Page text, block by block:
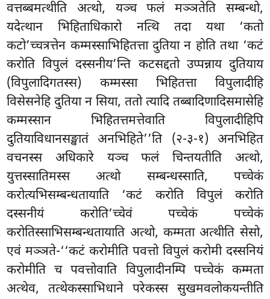
वत्तब्बमत्थीति अत्थो, यञ्च फलं मञ्ञतेति सम्बन्धो,
यदेत्थान भिहिताधिकारो नत्थि तदा यथा ‘कतो
कटो’च्चत्रत्तेन कम्मस्साभिहितत्ता दुतिया न होति तथा ‘कटं
करोति विपुलं दस्सनीय’न्ति कटसद्दतो उप्पन्नाय दुतियाय
(विपुलादिगतस्स) कम्मस्सा भिहितत्ता विपुलादीहि
विसेसनेहि दुतिया न सिया, ततो त्यादि तब्बादिणादिसमासेहि
कम्मस्सान भिहितत्तमत्तेवाति विपुलादीहिपि
दुतियाविधानसङ्खातं अनभिहिते’’ति (२-३-१) अनभिहित
वचनस्स अधिकारे यञ्च फलं चिन्तयतीति अत्थो,
युत्तस्सातिमस्स अत्थो सम्बन्धस्साति, पच्चेकं
करोत्यभिसम्बन्धतायाति ‘कटं करोति विपुलं करोति
दस्सनीयं करोति’च्चेवं पच्चेकं पच्चेकं
करोतिस्साभिसम्बन्धतायाति अत्थो, कम्मता अत्थीति सेसो,
एवं मञ्ञते-‘‘कटं करोमीति पवत्तो विपुलं करोमी दस्सनियं
करोमीति च पवत्तोवाति विपुलादीनम्पि पच्चेकं कम्मता
अत्थेव, तत्थेकस्साभिधाने परेकस्स सुखमवलोकयन्तीति